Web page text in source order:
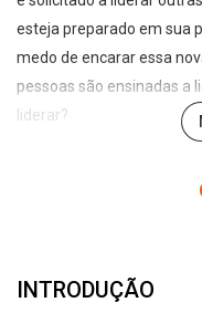
esteja preparado em sua
medo de encarar essa
pessoas são ensinadas a
liderar?
de maneira clara,
tornar um profissional
INTRODUÇÃO